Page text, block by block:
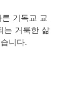
기독교 교
는 거룩한 삶
니다.